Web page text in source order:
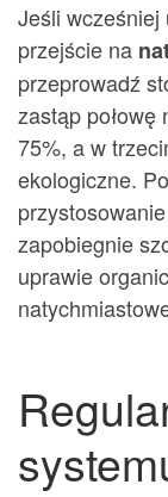
Jeśli wcześniej
przejście na
przeprowadź
zastąp
75%, a w
ekologiczne.
zapobiegnie
uprawie